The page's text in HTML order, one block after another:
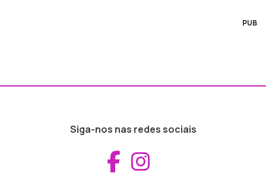
PUB
Siga-nos nas redes sociais
Aceder ao